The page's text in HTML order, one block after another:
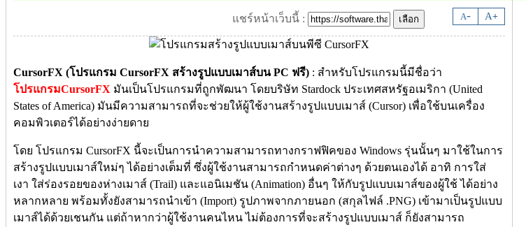
A- A+
แชร์หน้าเว็บนี้ :
CursorFX (โปรแกรม CursorFX สร้างรูปแบบเมาส์บน PC ฟรี) : สำหรับโปรแกรมนี้มีชื่อว่า
โปรแกรมCursorFX มันเป็นโปรแกรมที่ถูกพัฒนา โดยบริษัท Stardock ประเทศสหรัฐอเมริกา (United
States of America) มันมีความสามารถที่จะช่วยให้ผู้ใช้งานสร้างรูปแบบเมาส์ (Cursor) เพื่อใช้บนเครื่อง
คอมพิวเตอร์ได้อย่างง่ายดาย
โดย โปรแกรม CursorFX นี้จะเป็นการนำความสามารถทางกราฟฟิคของ Windows รุ่นนั้นๆ มาใช้ในการ
สร้างรูปแบบเมาส์ใหม่ๆ ได้อย่างเต็มที่ ซึ่งผู้ใช้งานสามารถกำหนดค่าต่างๆ ด้วยตนเองได้ อาทิ การใส่
เงา ใส่ร่องรอยของห่างเมาส์ (Trail) และแอนิเมชัน (Animation) อื่นๆ ให้กับรูปแบบเมาส์ของผู้ใช้ ได้อย่าง
หลากหลาย พร้อมทั้งยังสามารถนำเข้า (Import) รูปภาพจากภายนอก (สกุลไฟล์ .PNG) เข้ามาเป็นรูปแบบ
เมาส์ได้ด้วยเชนกัน แต่ถ้าหากว่าผู้ใช้งานคนไหน ไม่ต้องการที่จะสร้างรูปแบบเมาส์ ก็ยังสามารถ